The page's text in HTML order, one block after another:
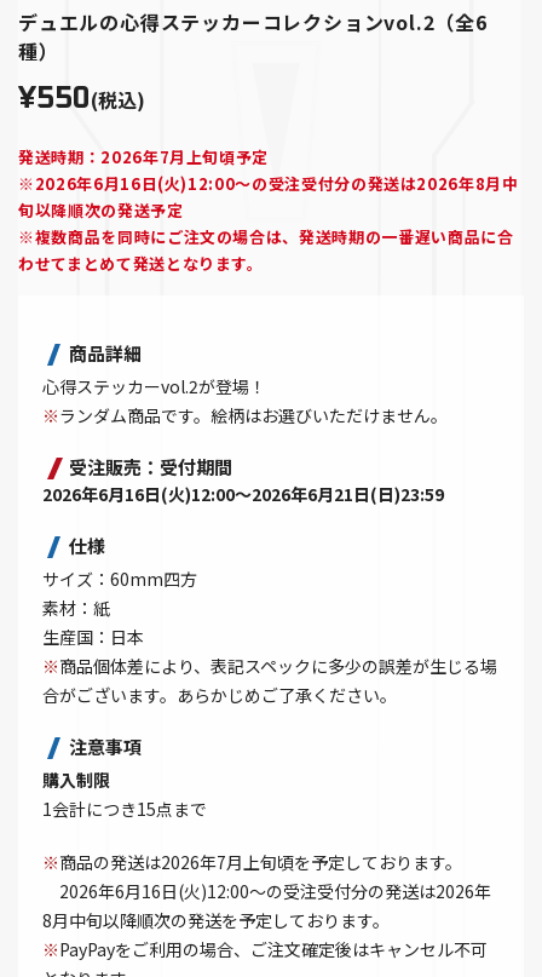
デュエルの心得ステッカーコレクションvol.2（全6
種）
¥550(税込)
発送時期：2026年7月上旬頃予定
※2026年6月16日(火)12:00～の受注受付分の発送は2026年8月中
旬以降順次の発送予定
※複数商品を同時にご注文の場合は、発送時期の一番遅い商品に合
わせてまとめて発送となります。
商品詳細
心得ステッカーvol.2が登場！
※ランダム商品です。絵柄はお選びいただけません。
受注販売：受付期間
2026年6月16日(火)12:00～2026年6月21日(日)23:59
仕様
サイズ：60mm四方
素材：紙
生産国：日本
※商品個体差により、表記スペックに多少の誤差が生じる場
合がございます。あらかじめご了承ください。
注意事項
購入制限
1会計につき15点まで
※商品の発送は2026年7月上旬頃を予定しております。
2026年6月16日(火)12:00～の受注受付分の発送は2026年
8月中旬以降順次の発送を予定しております。
※PayPayをご利用の場合、ご注文確定後はキャンセル不可